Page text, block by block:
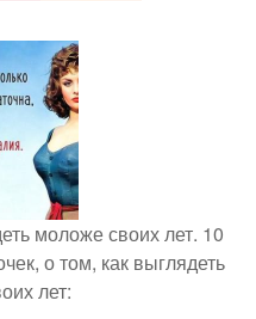
моложе своих лет. 10
о том, как выглядеть
лет: